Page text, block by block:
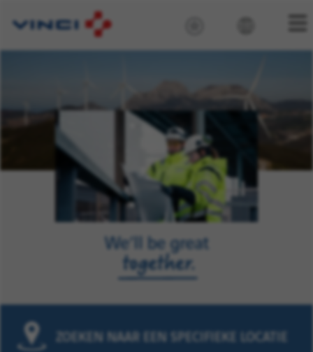
ZOEKEN NAAR EEN SPECIFIEKE LOCATIE